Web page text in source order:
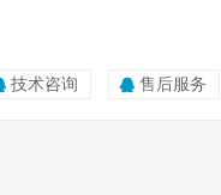
技术咨询 售后服务